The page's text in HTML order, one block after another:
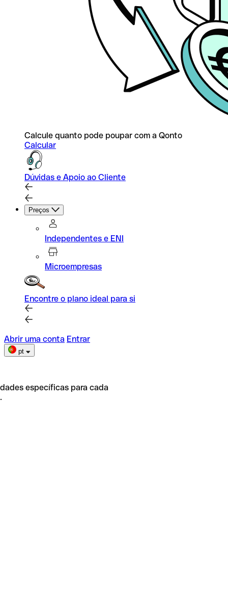
Calcule quanto pode poupar com a Qonto
Calcular
Dúvidas e Apoio ao Cliente
Preços
Independentes e ENI
Microempresas
Encontre o plano ideal para si
Abrir uma conta Entrar
pt
específicas para cada